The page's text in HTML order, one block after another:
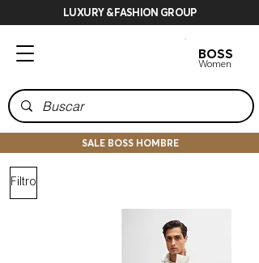
LUXURY & FASHION GROUP
BOSS
Women
SALE BOSS HOMBRE
Filtro